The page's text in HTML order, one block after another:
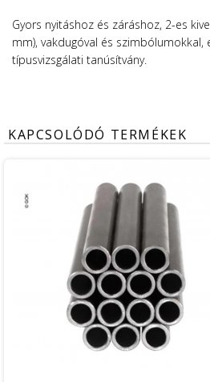
Gyors nyitáshoz és záráshoz, 2-es
mm), vakdugóval és szimbólumokkal,
típusvizsgálati tanúsítvány.
KAPCSOLÓDÓ TERMÉKEK